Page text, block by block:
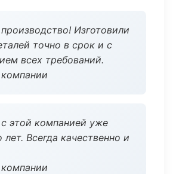
Изготовили
точно в срок и с
всех требований.
этой компанией уже
лет. Всегда качественно и